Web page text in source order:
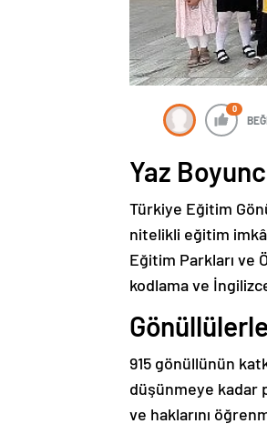
0
Yaz
Türkiye Eğitim
nitelikli eğitim
Eğitim Parkları ve
kodlama ve
915 gönüllünün
düşünmeye kadar
ve haklarını